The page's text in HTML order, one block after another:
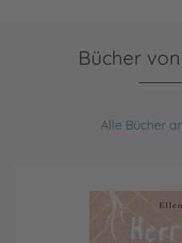
Bücher
Alle Bücher